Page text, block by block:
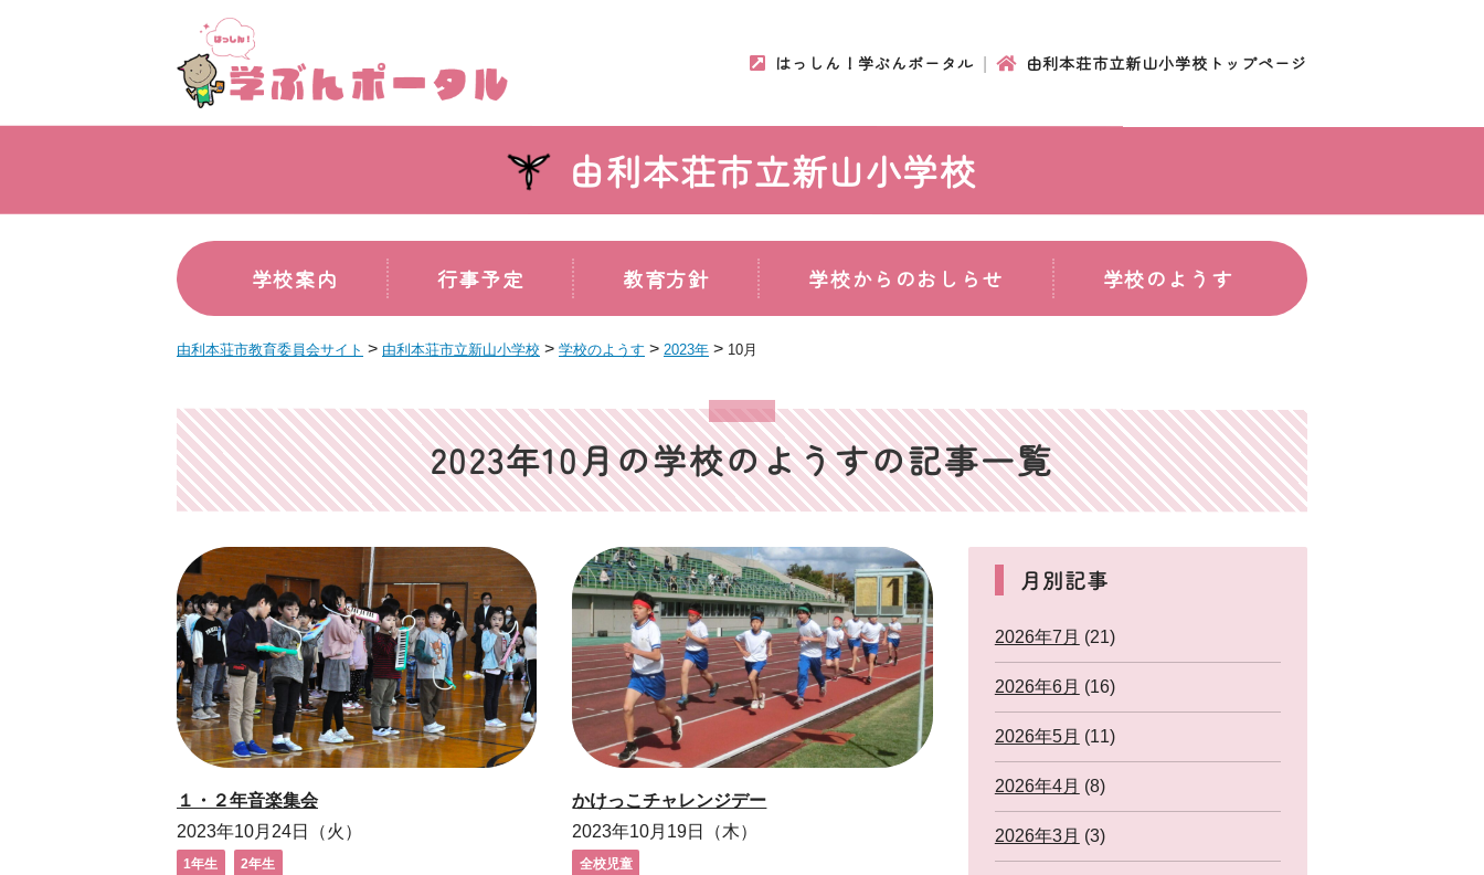
はっしん！学ぶんポータル 由利本荘市立新山小学校トップページ
由利本荘市立新山小学校
学校案内 行事予定 教育方針 学校からのおしらせ 学校のようす
由利本荘市教育委員会サイト > 由利本荘市立新山小学校 > 学校のようす > 2023年 > 10月
2023年10月の学校のようすの記事一覧
１・２年音楽集会
2023年10月24日（火）
1年生 2年生
かけっこチャレンジデー
2023年10月19日（木）
全校児童
月別記事
2026年7月 (21)
2026年6月 (16)
2026年5月 (11)
2026年4月 (8)
2026年3月 (3)